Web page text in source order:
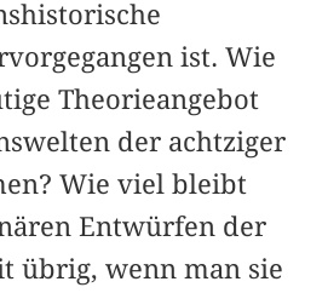
ist. Wie
Theorieangebot
der achtziger
Wie viel bleibt
Entwürfen der
übrig, wenn man sie